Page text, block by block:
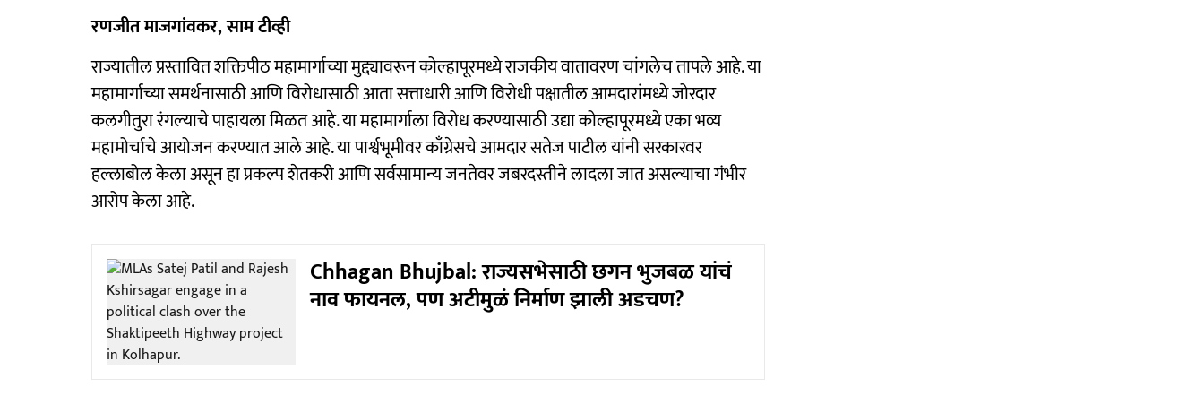
रणजीत माजगांवकर, साम टीव्ही
राज्यातील प्रस्तावित शक्तिपीठ महामार्गाच्या मुद्द्यावरून कोल्हापूरमध्ये राजकीय वातावरण चांगलेच तापले आहे. या
महामार्गाच्या समर्थनासाठी आणि विरोधासाठी आता सत्ताधारी आणि विरोधी पक्षातील आमदारांमध्ये जोरदार
कलगीतुरा रंगल्याचे पाहायला मिळत आहे. या महामार्गाला विरोध करण्यासाठी उद्या कोल्हापूरमध्ये एका भव्य
महामोर्चाचे आयोजन करण्यात आले आहे. या पार्श्वभूमीवर काँग्रेसचे आमदार सतेज पाटील यांनी सरकारवर
हल्लाबोल केला असून हा प्रकल्प शेतकरी आणि सर्वसामान्य जनतेवर जबरदस्तीने लादला जात असल्याचा गंभीर
आरोप केला आहे.
Chhagan Bhujbal: राज्यसभेसाठी छगन भुजबळ यांचं
नाव फायनल, पण अटीमुळं निर्माण झाली अडचण?